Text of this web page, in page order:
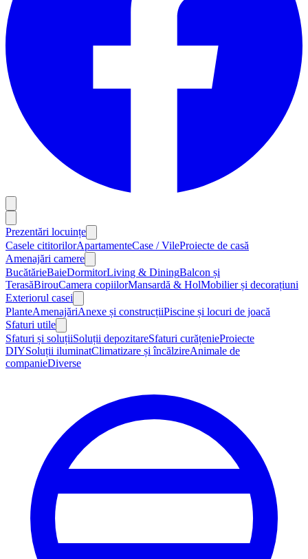
Prezentări locuințe
Casele cititorilorApartamenteCase / VileProiecte de casă
Amenajări camere
BucătărieBaieDormitorLiving & DiningBalcon și
TerasăBirouCamera copiilorMansardă & HolMobilier și decorațiuni
Exteriorul casei
PlanteAmenajăriAnexe și construcțiiPiscine și locuri de joacă
Sfaturi utile
Sfaturi și soluțiiSoluții depozitareSfaturi curățenieProiecte
DIYSoluții iluminatClimatizare și încălzireAnimale de
companieDiverse